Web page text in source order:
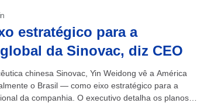
estratégico para a
da Sinovac, diz CEO
chinesa Sinovac, Yin Weidong vê a América
o Brasil — como eixo estratégico para a
da companhia. O executivo detalha os planos